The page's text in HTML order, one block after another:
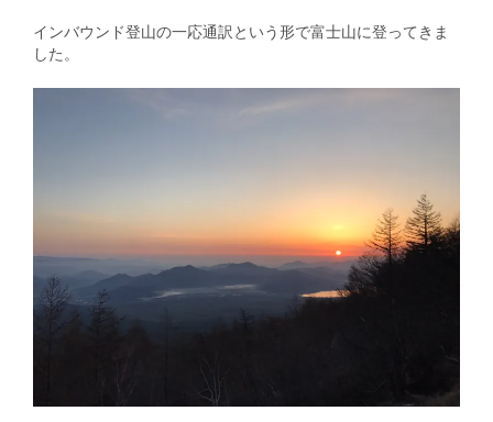
インバウンド登山の一応通訳という形で富士山に登ってきま
した。